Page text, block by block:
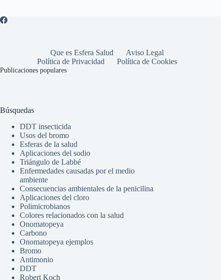
Que es Esfera Salud
Aviso Legal
Política de Privacidad
Política de Cookies
Publicaciones populares
Búsquedas
DDT insecticida
Usos del bromo
Esferas de la salud
Aplicaciones del sodio
Triángulo de Labbé
Enfermedades causadas por el medio
ambiente
Consecuencias ambientales de la penicilina
Aplicaciones del cloro
Polimicrobianos
Colores relacionados con la salud
Onomatopeya
Carbono
Onomatopeya ejemplos
Bromo
Antimonio
DDT
Robert Koch